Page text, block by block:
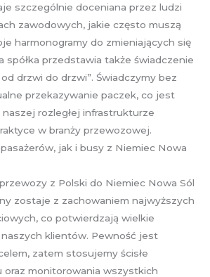
szczególnie doceniana przez ludzi
zawodowych, jakie często muszą
harmonogramy do zmieniających się
spółka przedstawia także świadczenie
drzwi do drzwi”. Świadczymy bez
przekazywanie paczek, co jest
rozległej infrastrukturze
w branży przewozowej.
jak i busy z Niemiec Nowa
z Polski do Niemiec Nowa Sól
zostaje z zachowaniem najwyższych
co potwierdzają wielkie
klientów. Pewność jest
zatem stosujemy ścisłe
oraz monitorowania wszystkich